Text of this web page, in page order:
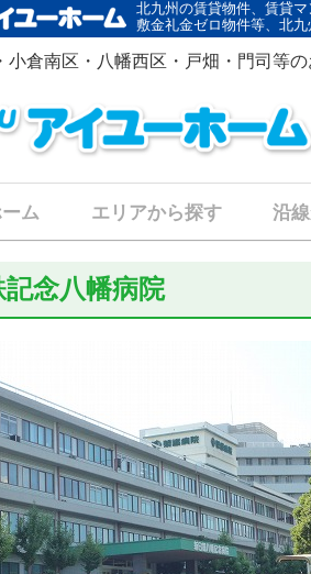
北九州の賃貸物件、賃貸
敷金礼金ゼロ物件等、北
小倉南区・八幡西区・戸畑・門司等の
ム エリアから探す 沿
記念八幡病院